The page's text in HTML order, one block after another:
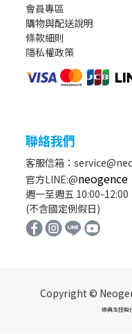
會員專區
購物與配送說明
條款細則
隱私權政策
聯絡我們
客服信箱：
官方LINE:@neogence
週一至週五 10:00-
(不含國定例假日)
Copyright ©
德典生技股